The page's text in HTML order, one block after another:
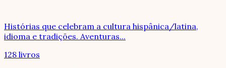
Histórias que celebram a cultura hispânica/latina,
idioma e tradições. Aventuras...
128 livros